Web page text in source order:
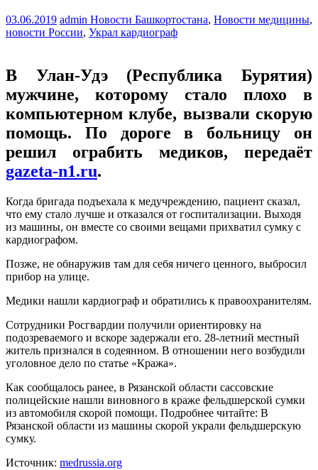
03.06.2019 admin Новости Башкортостана, Новости медицины,
новости России, Украл кардиограф
В Улан-Удэ (Республика Бурятия)
мужчине, которому стало плохо в
компьютерном клубе, вызвали скорую
помощь. По дороге в больницу он
решил ограбить медиков, передаёт
gazeta-n1.ru.
Когда бригада подъехала к медучреждению, пациент сказал,
что ему стало лучше и отказался от госпитализации. Выходя
из машины, он вместе со своими вещами прихватил сумку с
кардиографом.
Позже, не обнаружив там для себя ничего ценного, выбросил
прибор на улице.
Медики нашли кардиограф и обратились к правоохранителям.
Сотрудники Росгвардии получили ориентировку на
подозреваемого и вскоре задержали его. 28-летний местный
житель признался в содеянном. В отношении него возбудили
уголовное дело по статье «Кража».
Как сообщалось ранее, в Рязанской области сассовские
полицейские нашли виновного в краже фельдшерской сумки
из автомобиля скорой помощи. Подробнее читайте: В
Рязанской области из машины скорой украли фельдшерскую
сумку.
Источник: medrussia.org